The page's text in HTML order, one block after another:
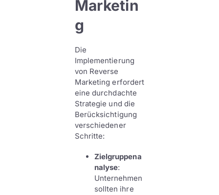
Marketin
g
Die
Implementierung
von Reverse
Marketing erfordert
eine durchdachte
Strategie und die
Berücksichtigung
verschiedener
Schritte:
Zielgruppena
nalyse:
Unternehmen
sollten ihre